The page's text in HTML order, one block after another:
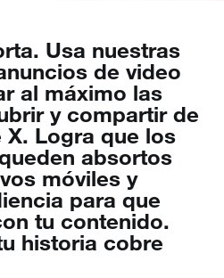
Usa nuestras
de video
al máximo las
y compartir de
Logra que los
absortos
móviles y
para que
tu contenido.
historia cobre